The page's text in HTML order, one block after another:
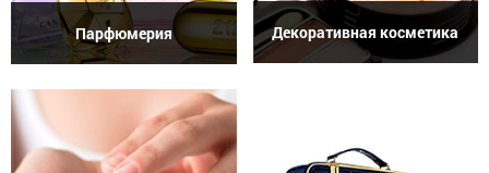
Парфюмерия Декоративная косметика